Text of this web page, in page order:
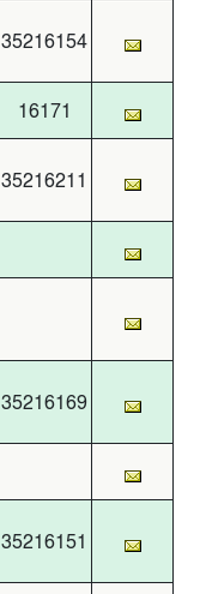
35216154
16171
35216211
35216169
35216151